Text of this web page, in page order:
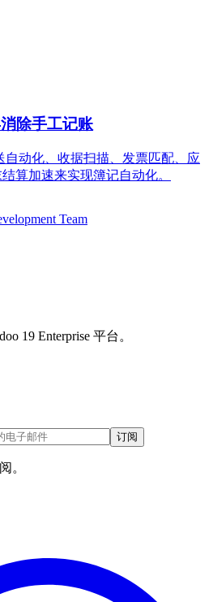
除手工记账
自动化、收据扫描、发票匹配、应
算加速来实现簿记自动化。
Team
19 Enterprise 平台。
订阅
。